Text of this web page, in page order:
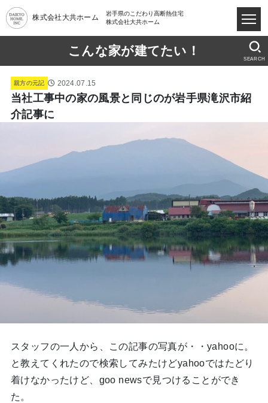
株式会社大共ホーム
岩手県のこだわり高断熱住宅
株式会社大共ホーム
こんな家が建てたい！
SEARCH
親方の元記 2024.07.15
当社工事中の家の風景と同じのが岩手県滝沢市紹
介記事に
スタッフの一人から、この記事の写真が・・yahooに。
と教えてくれたので検索してみたけどyahooではたどり
着けなかったけど、goo newsで見つけることができ
た。